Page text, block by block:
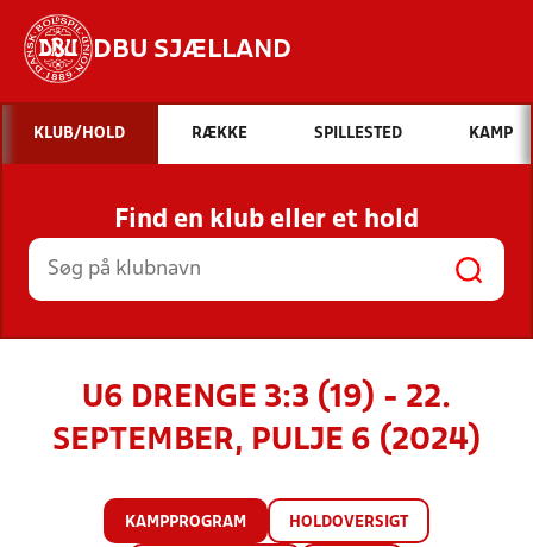
DBU SJÆLLAND
Hvad vil du søge efter?
INDHOLD OG NYHEDER
STILLINGER, RESULTATER, KLUBBER OG
HOLD
KLUB/HOLD RÆKKE SPILLESTED KAMP
Find en klub eller et hold
U6 DRENGE 3:3 (19) - 22.
SEPTEMBER, PULJE 6 (2024)
KAMPPROGRAM HOLDOVERSIGT